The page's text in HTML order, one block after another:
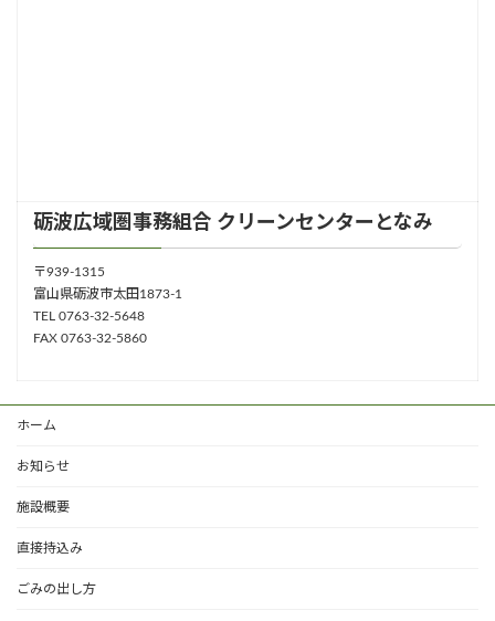
砺波広域圏事務組合 クリーンセンターとなみ
〒939-1315
富山県砺波市太田1873-1
TEL 0763-32-5648
FAX 0763-32-5860
ホーム
お知らせ
施設概要
直接持込み
ごみの出し方